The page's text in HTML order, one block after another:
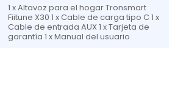
1 x Altavoz para el hogar Tronsmart
Fiitune X30 1 x Cable de carga tipo C 1 x
Cable de entrada AUX 1 x Tarjeta de
garantía 1 x Manual del usuario